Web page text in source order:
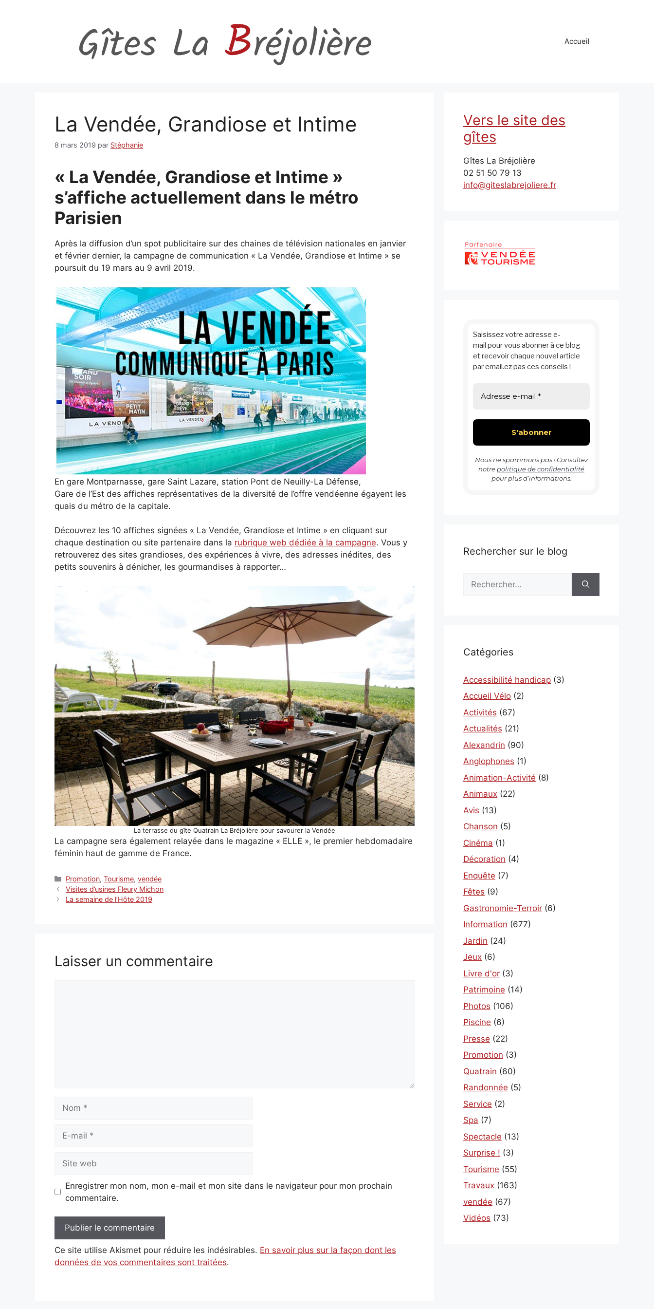
Accueil
La Vendée, Grandiose et Intime
8 mars 2019 par Stéphanie
« La Vendée, Grandiose et Intime »
s’affiche actuellement dans le métro
Parisien
Après la diffusion d’un spot publicitaire sur des chaines de télévision nationales en janvier
et février dernier, la campagne de communication « La Vendée, Grandiose et Intime » se
poursuit du 19 mars au 9 avril 2019.
En gare Montparnasse, gare Saint Lazare, station Pont de Neuilly-La Défense,
Gare de l’Est des affiches représentatives de la diversité de l’offre vendéenne égayent les
quais du métro de la capitale.
Découvrez les 10 affiches signées « La Vendée, Grandiose et Intime » en cliquant sur
chaque destination ou site partenaire dans la rubrique web dédiée à la campagne. Vous y
retrouverez des sites grandioses, des expériences à vivre, des adresses inédites, des
petits souvenirs à dénicher, les gourmandises à rapporter…
La terrasse du gîte Quatrain La Bréjolière pour savourer la Vendée
La campagne sera également relayée dans le magazine « ELLE », le premier hebdomadaire
féminin haut de gamme de France.
Catégories
Promotion,Tourisme,vendée
Visites d’usines Fleury Michon
La semaine de l’Hôte 2019
Laisser un commentaire
mail
web
Enregistrer mon nom, mon e-mail et mon site dans le navigateur pour mon prochain
commentaire.
Ce site utilise Akismet pour réduire les indésirables. En savoir plus sur la façon dont les
données de vos commentaires sont traitées.
Vers le site des
gîtes
Gîtes La Bréjolière
02 51 50 79 13
info@giteslabrejoliere.fr
Saisissez votre adresse e-
mail pour vous abonner à ce blog
et recevoir chaque nouvel article
par email.ez pas ces conseils !
Nous ne spammons pas ! Consultez
notre politique de confidentialité
pour plus d’informations.
Rechercher sur le blog
Catégories
Accessibilité handicap (3)
Accueil Vélo (2)
Activités (67)
Actualités (21)
Alexandrin (90)
Anglophones (1)
Animation-Activité (8)
Animaux (22)
Avis (13)
Chanson (5)
Cinéma (1)
Décoration (4)
Enquête (7)
Fêtes (9)
Gastronomie-Terroir (6)
Information (677)
Jardin (24)
Jeux (6)
Livre d'or (3)
Patrimoine (14)
Photos (106)
Piscine (6)
Presse (22)
Promotion (3)
Quatrain (60)
Randonnée (5)
Service (2)
Spa (7)
Spectacle (13)
Surprise ! (3)
Tourisme (55)
Travaux (163)
vendée (67)
Vidéos (73)